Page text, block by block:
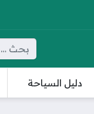
البحث عن:
دليل السياحة